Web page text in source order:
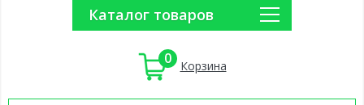
Каталог товаров
0 Корзина